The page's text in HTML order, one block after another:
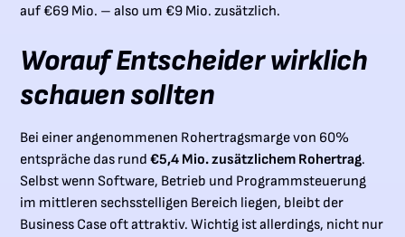
auf €69 Mio. – also um €9 Mio. zusätzlich.
Worauf Entscheider wirklich
schauen sollten
Bei einer angenommenen Rohertragsmarge von 60%
entspräche das rund€5,4 Mio. zusätzlichem Rohertrag.
Selbst wenn Software, Betrieb und Programmsteuerung
im mittleren sechsstelligen Bereich liegen, bleibt der
Business Case oft attraktiv. Wichtig ist allerdings, nicht nur